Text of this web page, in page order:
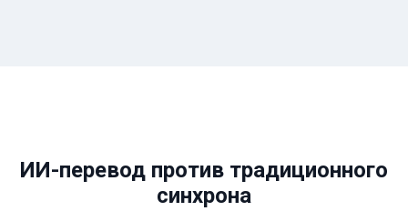
ИИ-перевод против традиционного
синхрона